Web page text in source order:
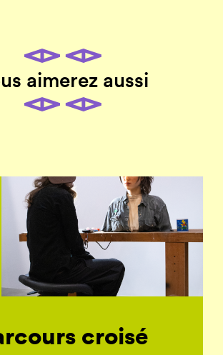
aimerez aussi
croisé